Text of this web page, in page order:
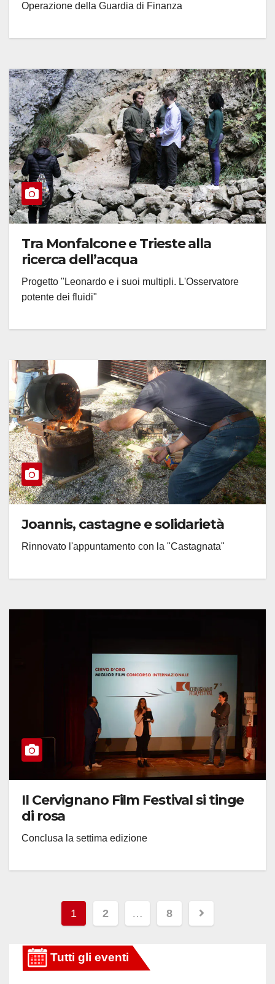
Operazione della Guardia di Finanza
Tra Monfalcone e Trieste alla
ricerca dell’acqua
Progetto "Leonardo e i suoi multipli. L'Osservatore
potente dei fluidi"
Joannis, castagne e solidarietà
Rinnovato l'appuntamento con la "Castagnata"
Il Cervignano Film Festival si tinge
di rosa
Conclusa la settima edizione
Paginazione
degli
articoli
1 2 … 8